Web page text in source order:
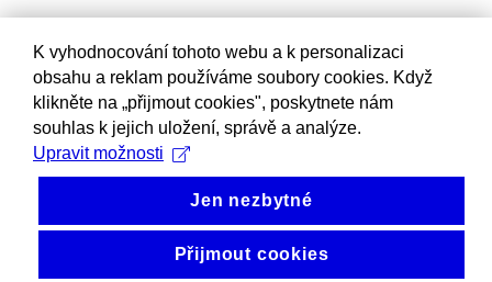
K vyhodnocování tohoto webu a k personalizaci
obsahu a reklam používáme soubory cookies. Když
klikněte na „přijmout cookies", poskytnete nám
souhlas k jejich uložení, správě a analýze.
Upravit možnosti
Jen nezbytné
Přijmout cookies